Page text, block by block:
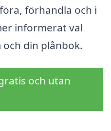
förhandla och i
informerat val
din plånbok.
och utan